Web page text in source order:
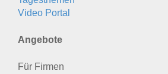
Video Portal
Angebote
Für Firmen